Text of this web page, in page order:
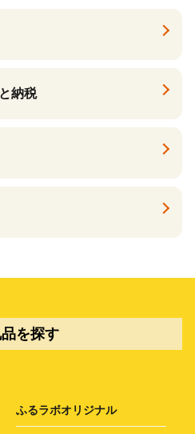
納税
を探す
ふるラボオリジナル